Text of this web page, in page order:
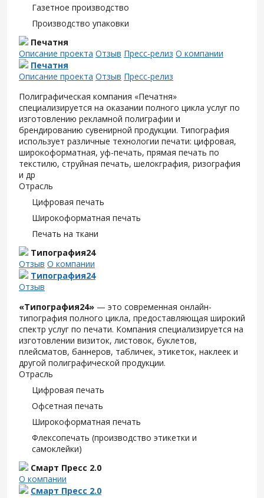
Газетное производство
Производство упаковки
Печатня
Описание проекта Отзыв Пресс-релиз О компании
Печатня
Описание проекта Отзыв Пресс-релиз
Полиграфическая компания «Печатня»
специализируется на оказании полного цикла услуг по
изготовлению рекламной полиграфии и
брендированию сувенирной продукции. Типография
использует различные технологии печати: цифровая,
широкоформатная, уф-печать, прямая печать по
текстилю, струйная печать, шелокграфия, ризография
и др
Отрасль
Цифровая печать
Широкоформатная печать
Печать на ткани
Типография24
Отзыв О компании
Типография24
Отзыв
«Типография24» — это современная онлайн-
типография полного цикла, предоставляющая широкий
спектр услуг по печати. Компания специализируется на
изготовлении визиток, листовок, буклетов,
плейсматов, баннеров, табличек, этикеток, наклеек и
другой полиграфической продукции.
Отрасль
Цифровая печать
Офсетная печать
Широкоформатная печать
Флексопечать (производство этикетки и
самоклейки)
Смарт Пресс 2.0
О компании
Смарт Пресс 2.0